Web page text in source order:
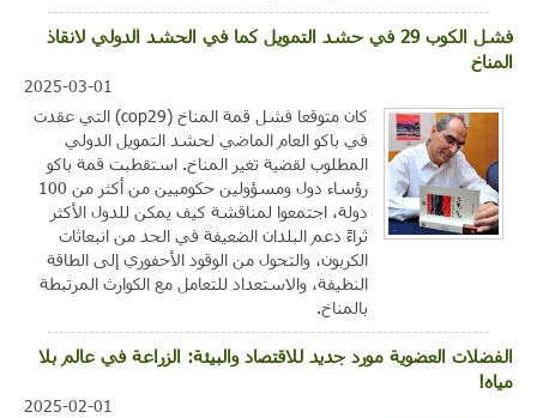
فشل الكوب 29 في حشد التمويل كما في الحشد الدولي لانقاذ
المناخ
2025-03-01
كان متوقعا فشل قمة المناخ (cop29) التي عقدت
في باكو العام الماضي لحشد التمويل الدولي
المطلوب لقضية تغير المناخ. استقطبت قمة باكو
رؤساء دول ومسؤولين حكوميين من أكثر من 100
دولة، اجتمعوا لمناقشة كيف يمكن للدول الأكثر
ثراءً دعم البلدان الضعيفة في الحد من انبعاثات
الكربون، والتحول من الوقود الأحفوري إلى الطاقة
النظيفة، والاستعداد للتعامل مع الكوارث المرتبطة
بالمناخ.
الفضلات العضوية مورد جديد للاقتصاد والبيئة: الزراعة في عالم بلا
مياه!
2025-02-01